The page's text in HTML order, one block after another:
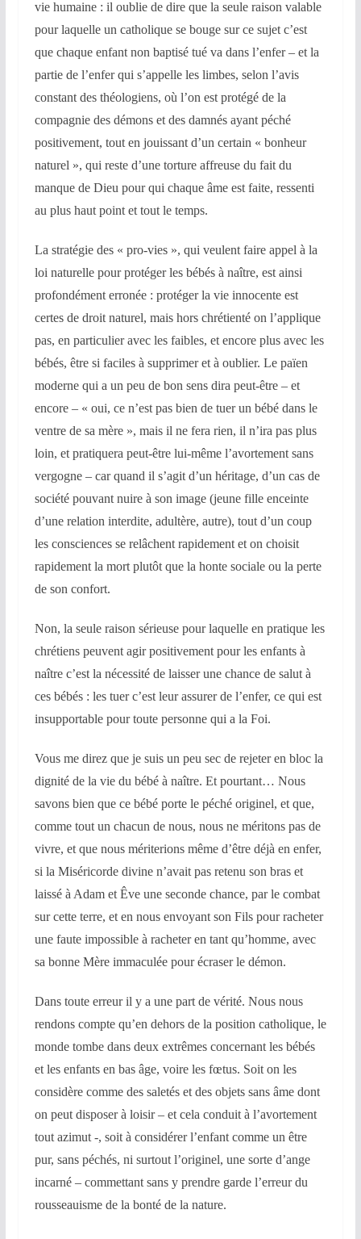
vie humaine : il oublie de dire que la seule raison valable
pour laquelle un catholique se bouge sur ce sujet c’est
que chaque enfant non baptisé tué va dans l’enfer – et la
partie de l’enfer qui s’appelle les limbes, selon l’avis
constant des théologiens, où l’on est protégé de la
compagnie des démons et des damnés ayant péché
positivement, tout en jouissant d’un certain « bonheur
naturel », qui reste d’une torture affreuse du fait du
manque de Dieu pour qui chaque âme est faite, ressenti
au plus haut point et tout le temps.
La stratégie des « pro-vies », qui veulent faire appel à la
loi naturelle pour protéger les bébés à naître, est ainsi
profondément erronée : protéger la vie innocente est
certes de droit naturel, mais hors chrétienté on l’applique
pas, en particulier avec les faibles, et encore plus avec les
bébés, être si faciles à supprimer et à oublier. Le païen
moderne qui a un peu de bon sens dira peut-être – et
encore – « oui, ce n’est pas bien de tuer un bébé dans le
ventre de sa mère », mais il ne fera rien, il n’ira pas plus
loin, et pratiquera peut-être lui-même l’avortement sans
vergogne – car quand il s’agit d’un héritage, d’un cas de
société pouvant nuire à son image (jeune fille enceinte
d’une relation interdite, adultère, autre), tout d’un coup
les consciences se relâchent rapidement et on choisit
rapidement la mort plutôt que la honte sociale ou la perte
de son confort.
Non, la seule raison sérieuse pour laquelle en pratique les
chrétiens peuvent agir positivement pour les enfants à
naître c’est la nécessité de laisser une chance de salut à
ces bébés : les tuer c’est leur assurer de l’enfer, ce qui est
insupportable pour toute personne qui a la Foi.
Vous me direz que je suis un peu sec de rejeter en bloc la
dignité de la vie du bébé à naître. Et pourtant… Nous
savons bien que ce bébé porte le péché originel, et que,
comme tout un chacun de nous, nous ne méritons pas de
vivre, et que nous mériterions même d’être déjà en enfer,
si la Miséricorde divine n’avait pas retenu son bras et
laissé à Adam et Êve une seconde chance, par le combat
sur cette terre, et en nous envoyant son Fils pour racheter
une faute impossible à racheter en tant qu’homme, avec
sa bonne Mère immaculée pour écraser le démon.
Dans toute erreur il y a une part de vérité. Nous nous
rendons compte qu’en dehors de la position catholique, le
monde tombe dans deux extrêmes concernant les bébés
et les enfants en bas âge, voire les fœtus. Soit on les
considère comme des saletés et des objets sans âme dont
on peut disposer à loisir – et cela conduit à l’avortement
tout azimut -, soit à considérer l’enfant comme un être
pur, sans péchés, ni surtout l’originel, une sorte d’ange
incarné – commettant sans y prendre garde l’erreur du
rousseauisme de la bonté de la nature.